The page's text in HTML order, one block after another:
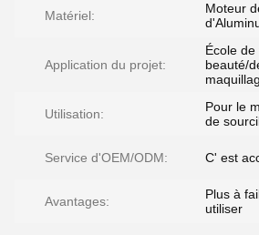
Matériel:
Moteur
Application du projet:
École
beauté/
Utilisation:
Pour le
de
Service d'OEM/ODM: C' est
Avantages:
Plus à
utiliser